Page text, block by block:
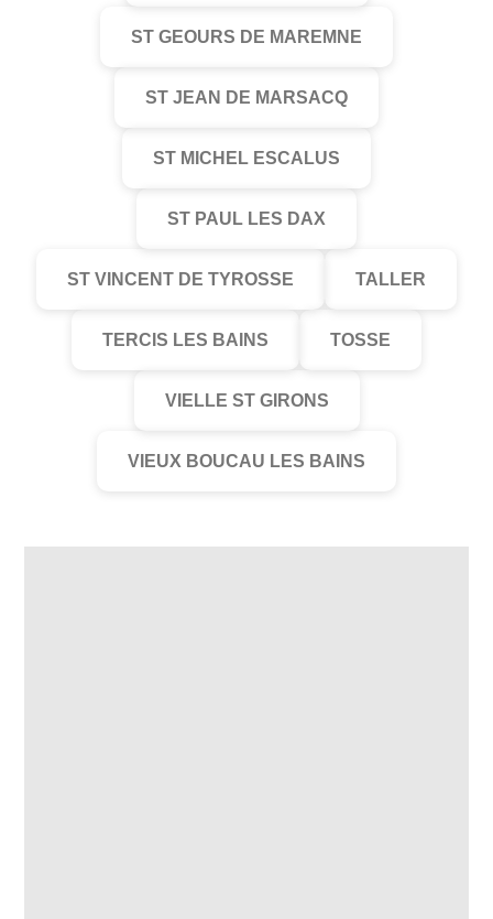
ST GEOURS DE MAREMNE
ST JEAN DE MARSACQ
ST MICHEL ESCALUS
ST PAUL LES DAX
ST VINCENT DE TYROSSE TALLER
TERCIS LES BAINS TOSSE
VIELLE ST GIRONS
VIEUX BOUCAU LES BAINS